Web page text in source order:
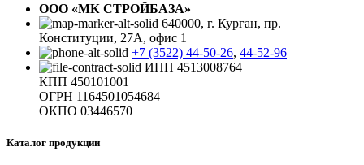
ООО «МК СТРОЙБАЗА»
640000, г. Курган, пр.
Конституции, 27А, офис 1
+7 (3522) 44-50-26, 44-52-96
ИНН 4513008764
КПП 450101001
ОГРН 1164501054684
ОКПО 03446570
Каталог продукции